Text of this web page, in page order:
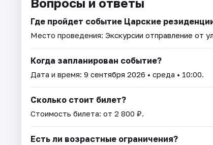
Вопросы и ответы
Где пройдет событие Царские
Место проведения: Экскурсии отправление от
Когда запланирован событие?
Дата и время: 9 сентября 2026 • среда • 10:00.
Сколько стоит билет?
Стоимость билета: от 2 800 ₽.
Есть ли возрастные ограничения?